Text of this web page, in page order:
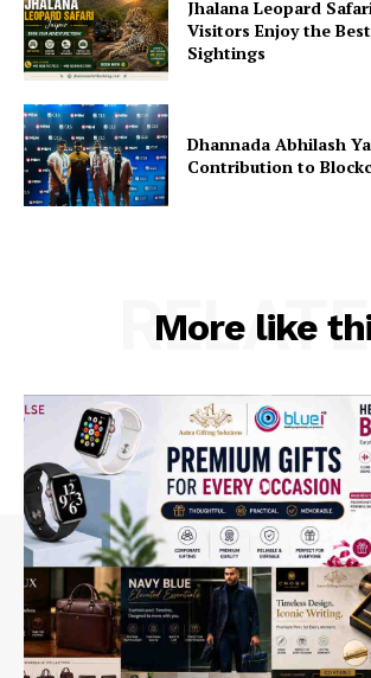
Jhalana Leopard
Visitors Enjoy the
Sightings
Dhannada Abhilash
Contribution to
More like